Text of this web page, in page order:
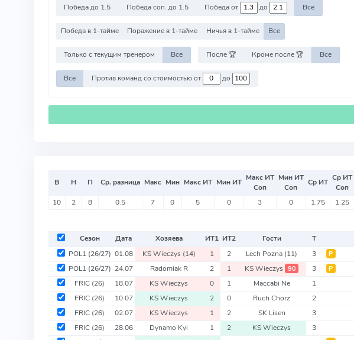
Победа до 1.5 Победа соп. до 1.5 Победа от до Все
Победа в 1-тайме Поражение в 1-тайме Ничья в 1-тайме Все
Только с текущим тренером Все После 🏆 Кроме после 🏆 Все
Все Против команд со стоимостью от до
В Н П Ср. разница Макс Мин Макс ИТ Мин ИТ Макс ИТ
Соп
Мин ИТ
Соп
Ср ИТ Ср ИТ
Соп
10 2 8 0.5 7 0 5 0 3 0 1.75 1.25
Сезон Дата Хозяева ИТ1 ИТ2 Гости Т
POL1 (26/27) 01.08 KS Wieczys (14) 1 2 Lech Pozna (11) 3 Р
POL1 (26/27) 24.07 Radomiak R 2 1 KS Wieczys 90 3 Р
FRIC (26) 18.07 KS Wieczys 0 1 Maccabi Ne 1
FRIC (26) 10.07 KS Wieczys 2 0 Ruch Chorz 2
FRIC (26) 02.07 KS Wieczys 1 2 SK Lisen 3
FRIC (26) 28.06 Dynamo Kyi 1 2 KS Wieczys 3